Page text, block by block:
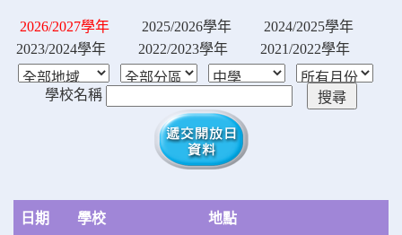
2026/2027學年 2025/2026學年
2024/2025學年
2023/2024學年
2022/2023學年 2021/2022學年
學校名稱
日期 學校 地點